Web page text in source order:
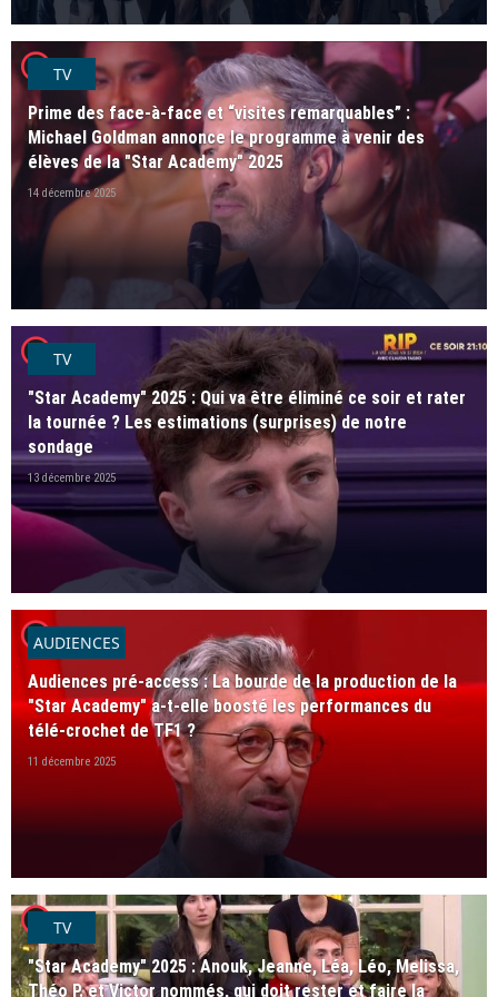
player2TV
Prime des face-à-face et “visites remarquables” :
Michael Goldman annonce le programme à venir des
élèves de la "Star Academy" 2025
14 décembre 2025
player2TV
"Star Academy" 2025 : Qui va être éliminé ce soir et rater
la tournée ? Les estimations (surprises) de notre
sondage
13 décembre 2025
player2
AUDIENCES
Audiences pré-access : La bourde de la production de la
"Star Academy" a-t-elle boosté les performances du
télé-crochet de TF1 ?
11 décembre 2025
player2TV
"Star Academy" 2025 : Anouk, Jeanne, Léa, Léo, Melissa,
Théo P. et Victor nommés, qui doit rester et faire la